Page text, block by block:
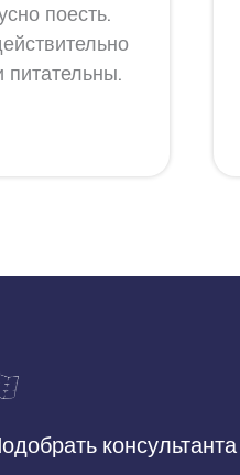
поесть.
питательны.
консультанта